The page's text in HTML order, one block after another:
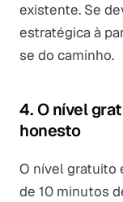
existente. Se
estratégica à
se do caminho.
4. O nível
honesto
O nível gratuito
de 10 minutos